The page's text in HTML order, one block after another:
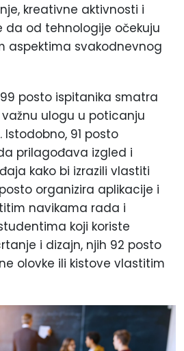
kreativne aktivnosti i
da od tehnologije očekuju
aspektima svakodnevnog
posto ispitanika smatra
ulogu u poticanju
91 posto
prilagođava izgled i
kako bi izrazili vlastiti
organizira aplikacije i
navikama rada i
koji koriste
i dizajn, njih 92 posto
olovke ili kistove vlastitim